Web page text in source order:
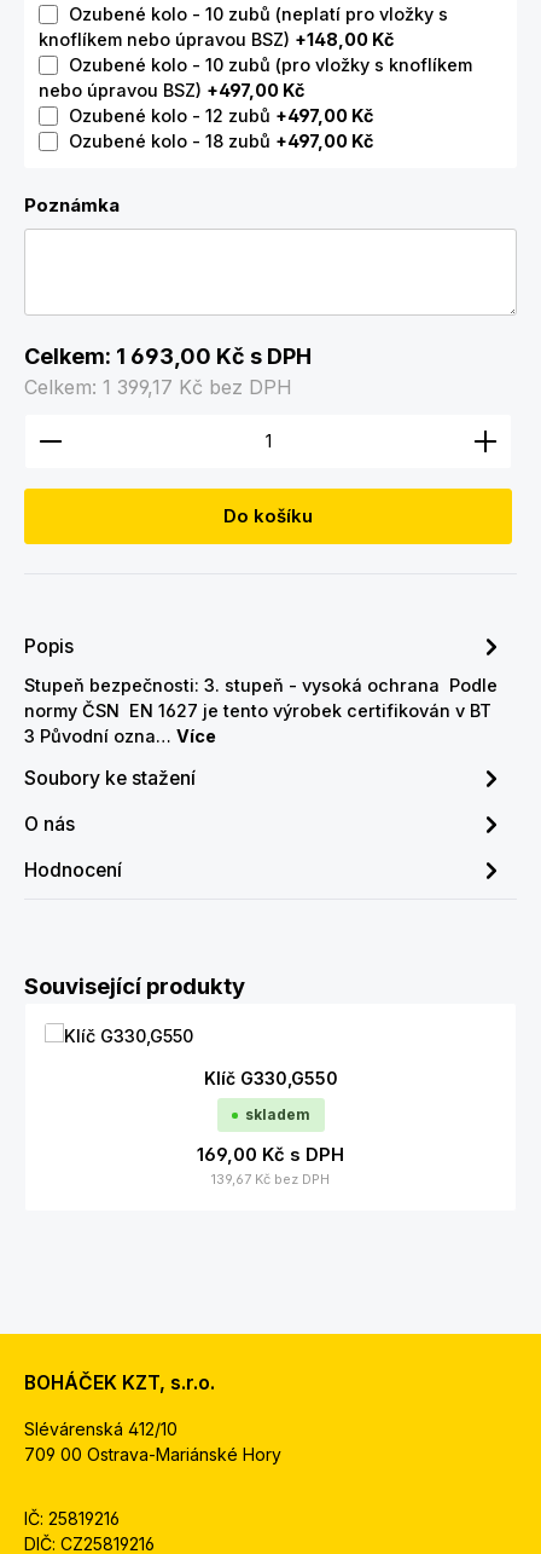
Ozubené kolo - 10 zubů (neplatí pro vložky s
knoflíkem nebo úpravou BSZ) +148,00 Kč
Ozubené kolo - 10 zubů (pro vložky s knoflíkem
nebo úpravou BSZ) +497,00 Kč
Ozubené kolo - 12 zubů +497,00 Kč
Ozubené kolo - 18 zubů +497,00 Kč
Poznámka
Celkem: 1 693,00 Kč s DPH
Celkem: 1 399,17 Kč bez DPH
Množství produktu: Zadejte požadované
Do košíku
Popis
Stupeň bezpečnosti: 3. stupeň - vysoká ochrana Podle
normy ČSN EN 1627 je tento výrobek certifikován v BT
3 Původní ozna… Více
Soubory ke stažení
O nás
Hodnocení
Přeskočit galerii produktů
Související produkty
Klíč G330,G550
skladem
169,00 Kč s DPH
139,67 Kč bez DPH
BOHÁČEK KZT, s.r.o.
Slévárenská 412/10
709 00 Ostrava-Mariánské Hory
IČ: 25819216
DIČ: CZ25819216